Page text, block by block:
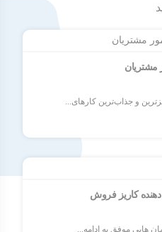
مشتریان
کاریز فروش
هایی موفق به ادامه...